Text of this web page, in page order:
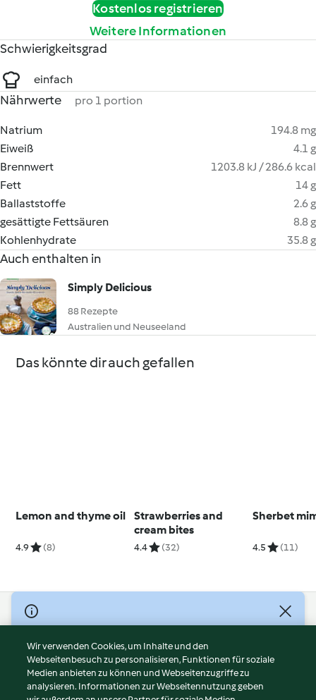
Kostenlos registrieren
Weitere Informationen
Schwierigkeitsgrad
einfach
Nährwerte pro 1 portion
Natrium
194.8 mg
Eiweiß
4.1 g
Brennwert
1203.8 kJ / 286.6 kcal
Fett
14 g
Ballaststoffe
2.6 g
gesättigte Fettsäuren
8.8 g
Kohlenhydrate
35.8 g
Auch enthalten in
Simply Delicious
88 Rezepte
Australien und Neuseeland
Das könnte dir auch gefallen
Lemon and thyme oil
4.9 (8)
Strawberries and
cream bites
4.4 (32)
Sherbet
4.5 (11)
© Copyright 2026
Nutzungsbedingungen
Datenschutzrichtlinien
Disclaimer
Wir verwenden Cookies, um Inhalte und den
Webseitenbesuch zu personalisieren, Funktionen für soziale
Medien anbieten zu können und Webseitenzugriffe zu
analysieren. Informationen zur Webseitennutzung geben